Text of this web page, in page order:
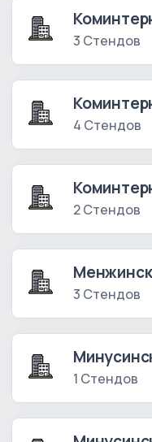
3 Стендов
4 Стендов
2 Стендов
3 Стендов
1 Стендов